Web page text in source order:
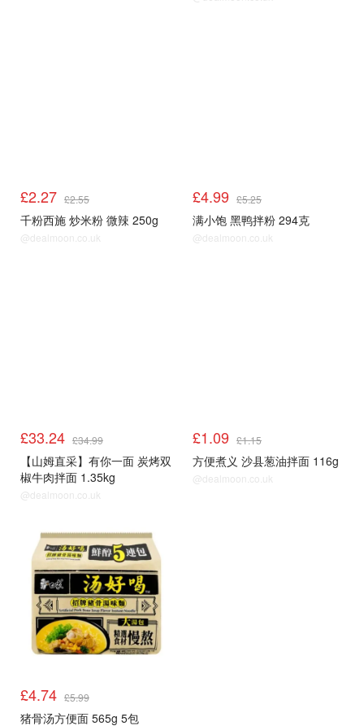
£2.27 £2.55
千粉西施 炒米粉 微辣 250g
@dealmoon.co.uk
£4.99 £5.25
满小饱 黑鸭拌粉 294克
@dealmoon.co.uk
£33.24 £34.99
【山姆直采】有你一面 炭烤双
椒牛肉拌面 1.35kg
@dealmoon.co.uk
£1.09 £1.15
方便煮义 沙县葱油拌面 116g
@dealmoon.co.uk
£4.74 £5.99
猪骨汤方便面 565g 5包